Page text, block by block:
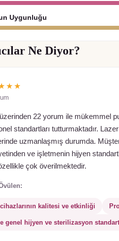
Uygunluğu
Ne Diyor?
üzerinden 22 yorum ile mükemmel
standartları tutturmaktadır.
uzmanlaşmış durumda.
ve işletmenin hijyen
çok överilmektedir.
kalitesi ve etkinliği
genel hijyen ve sterilizasyon